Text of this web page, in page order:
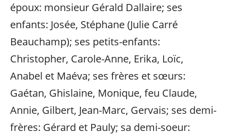
époux: monsieur Gérald Dallaire; ses
enfants: Josée, Stéphane (Julie Carré
Beauchamp); ses petits-enfants:
Christopher, Carole-Anne, Erika, Loïc,
Anabel et Maéva; ses frères et sœurs:
Gaétan, Ghislaine, Monique, feu Claude,
Annie, Gilbert, Jean-Marc, Gervais; ses demi-
frères: Gérard et Pauly; sa demi-soeur: